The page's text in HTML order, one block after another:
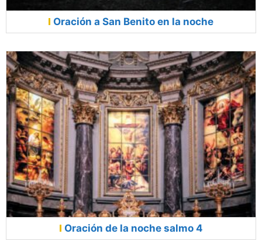
Oración a San Benito en la noche
Oración de la noche salmo 4